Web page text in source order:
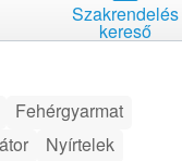
Szakrendelés
kereső
Fehérgyarmat
Nyírtelek